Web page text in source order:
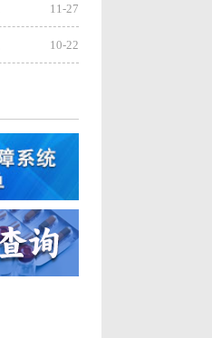
11-27
10-22
09-30